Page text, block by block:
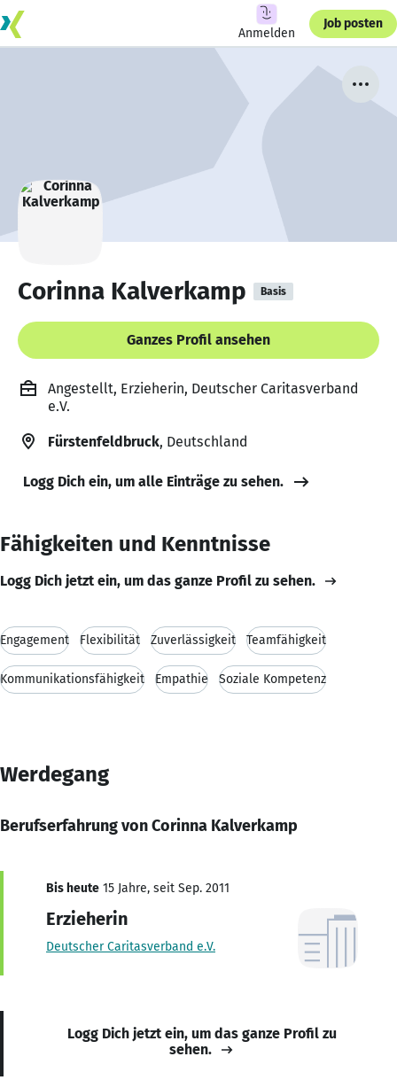
Anmelden
Job posten
Corinna Kalverkamp Basis
Ganzes Profil ansehen
Angestellt, Erzieherin, Deutscher Caritasverband
e.V.
Fürstenfeldbruck, Deutschland
Logg Dich ein, um alle Einträge zu sehen.
Fähigkeiten und Kenntnisse
Logg Dich jetzt ein, um das ganze Profil zu sehen.
Engagement Flexibilität Zuverlässigkeit Teamfähigkeit
Kommunikationsfähigkeit Empathie Soziale Kompetenz
Werdegang
Berufserfahrung von Corinna Kalverkamp
Bis heute 15 Jahre, seit Sep. 2011
Erzieherin
Deutscher Caritasverband e.V.
Logg Dich jetzt ein, um das ganze Profil zu
sehen.